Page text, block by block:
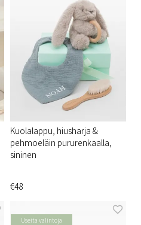
Kuolalappu, hiusharja &
pehmoeläin pururenkaalla,
sininen
€48
Useita valintoja